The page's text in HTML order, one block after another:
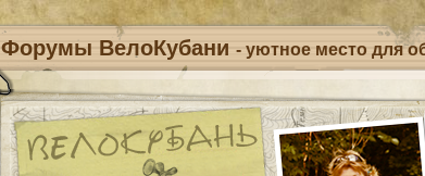
Форумы ВелоКубани - уютное место для